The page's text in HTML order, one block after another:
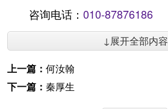
咨询电话： 010-87876186
↓展开全部内容
上一篇： 何汝翰
下一篇： 秦厚生